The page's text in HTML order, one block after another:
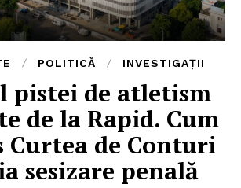
POLITICĂ INVESTIGAȚII
pistei de atletism
de la Rapid. Cum
Curtea de Conturi
sesizare penală